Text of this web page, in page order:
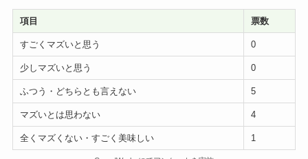
項目 票数
すごくマズいと思う 0
少しマズいと思う 0
ふつう・どちらとも言えない 5
マズいとは思わない 4
全くマズくない・すごく美味しい 1